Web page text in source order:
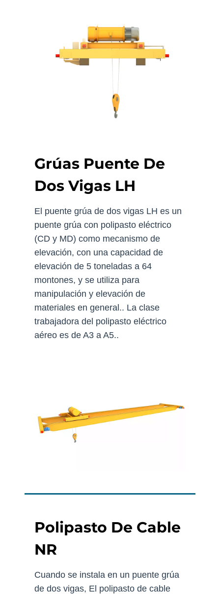
Grúas Puente De
Dos Vigas LH
El puente grúa de dos vigas LH es un
puente grúa con polipasto eléctrico
(CD y MD) como mecanismo de
elevación, con una capacidad de
elevación de 5 toneladas a 64
montones, y se utiliza para
manipulación y elevación de
materiales en general.. La clase
trabajadora del polipasto eléctrico
aéreo es de A3 a A5..
Polipasto De Cable
NR
Cuando se instala en un puente grúa
de dos vigas, El polipasto de cable